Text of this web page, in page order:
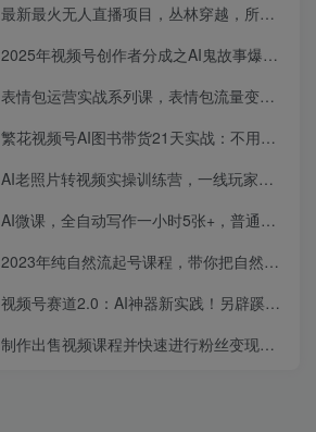
最新最火无人直播项目，丛林穿越，所有平台都可播 保姆级教学小白轻松1600+
2025年视频号创作者分成之AI鬼故事爆火流量，轻松日入2000+无脑操作，小白、宝妈、学生党、也可轻松上手，不需要剪辑、副业和工作室绝佳选择
表情包运营实战系列课，表情包流量变现完整教程（19节课）
繁花视频号AI图书带货21天实战：不用露脸×不囤货×不发愁内容，AI写文案做视频挂小黄车，佣金50%+爆单
AI老照片转视频实操训练营，一线玩家教你AI老照片转视频
AI微课，全自动写作一小时5张+，普通人新风口，长久稳定月2W
2023年纯自然流起号课程，带你把自然流玩明白，可以闭眼上车（5月更新）
视频号赛道2.0：AI神器新实践！另辟蹊径！五分钟一条作品，小白变高手…
制作出售视频课程并快速进行粉丝变现的方法，轻松获利5万美元以上